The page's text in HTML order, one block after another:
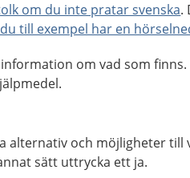
om du inte pratar svenska.
till exempel har en
om vad som finns.
alternativ och möjligheter till
sätt uttrycka ett ja.